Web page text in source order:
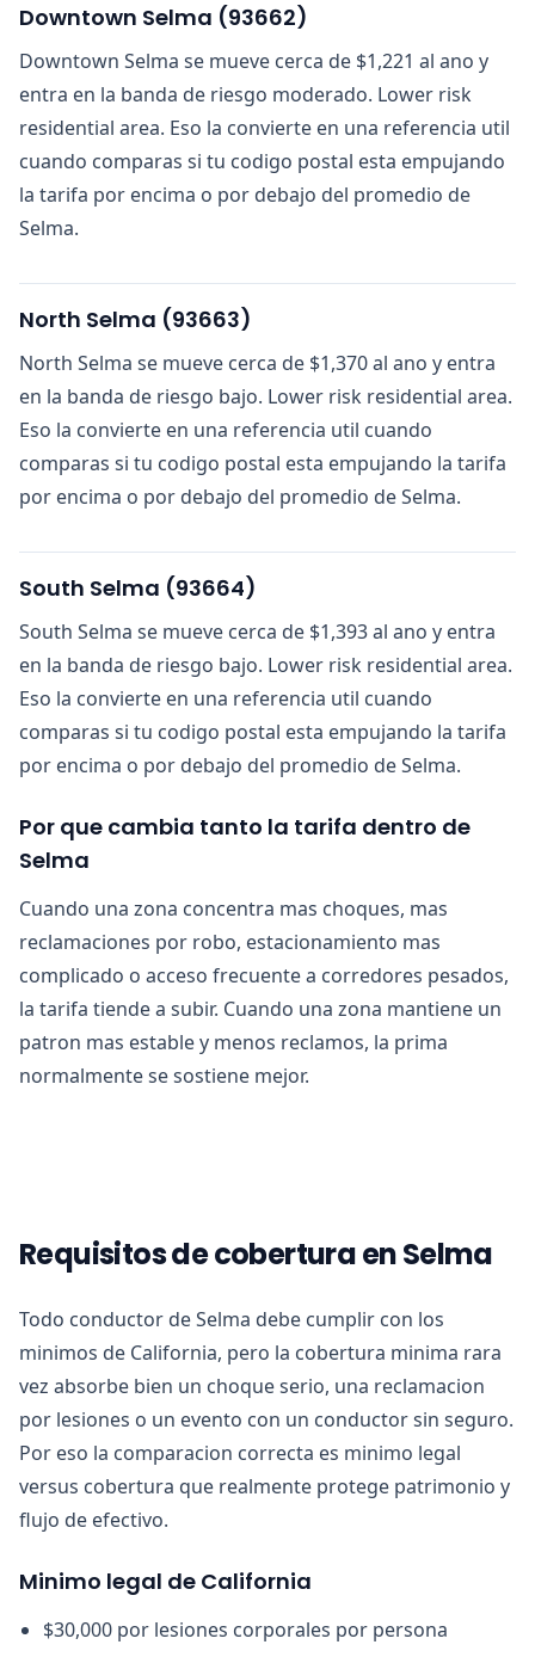
Downtown Selma (93662)
Downtown Selma se mueve cerca de $1,221 al ano y
entra en la banda de riesgo moderado. Lower risk
residential area. Eso la convierte en una referencia util
cuando comparas si tu codigo postal esta empujando
la tarifa por encima o por debajo del promedio de
Selma.
North Selma (93663)
North Selma se mueve cerca de $1,370 al ano y entra
en la banda de riesgo bajo. Lower risk residential area.
Eso la convierte en una referencia util cuando
comparas si tu codigo postal esta empujando la tarifa
por encima o por debajo del promedio de Selma.
South Selma (93664)
South Selma se mueve cerca de $1,393 al ano y entra
en la banda de riesgo bajo. Lower risk residential area.
Eso la convierte en una referencia util cuando
comparas si tu codigo postal esta empujando la tarifa
por encima o por debajo del promedio de Selma.
Por que cambia tanto la tarifa dentro de
Selma
Cuando una zona concentra mas choques, mas
reclamaciones por robo, estacionamiento mas
complicado o acceso frecuente a corredores pesados,
la tarifa tiende a subir. Cuando una zona mantiene un
patron mas estable y menos reclamos, la prima
normalmente se sostiene mejor.
Requisitos de cobertura en Selma
Todo conductor de Selma debe cumplir con los
minimos de California, pero la cobertura minima rara
vez absorbe bien un choque serio, una reclamacion
por lesiones o un evento con un conductor sin seguro.
Por eso la comparacion correcta es minimo legal
versus cobertura que realmente protege patrimonio y
flujo de efectivo.
Minimo legal de California
$30,000 por lesiones corporales por persona